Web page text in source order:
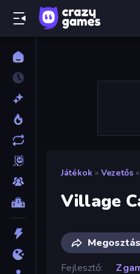
Játékok » Vezetős »
Village
Megosztás
Fejlesztő